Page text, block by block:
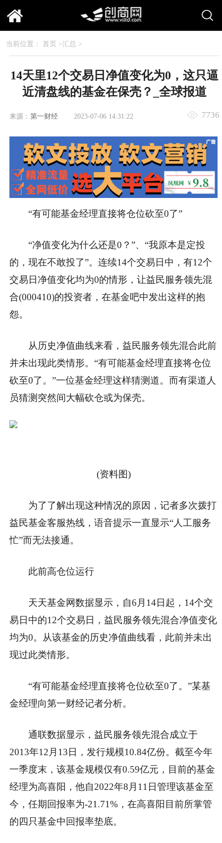
当前位置： 首页 >汇总 >
14天里12个交易日净值变化为0，这只逼
近清盘线的基金在保壳？_全球报道
来源： 第一财经 2023-07-06 14:31:22 7736
“有可能基金经理直接将仓位砍至0了”
“净值变化为什么还是0？”、“我原本是定投
的，现在不敢投了”。连续14个交易日中，有12个
交易日净值变化均为0的情形，让益民服务领先混
合(000410)的投资者，在基金吧中发出这样的抱
怨。
从历史净值曲线来看，益民服务领先混合此前
并未出现此类情形。“有可能基金经理直接将仓位
砍至0了。”一位基金经理这样猜测道。而有渠道人
员猜测突然间大幅砍仓或为保壳。
(资料图)
为了了解出现这种情况的原因，记者多次拨打
益民基金客服热线，语音提示一直显示“人工服务
忙”而无法接通。
此前高仓位运行
天天基金网数据显示，自6月14日起，14个交
易日中的12个交易日，益民服务领先混合净值变化
均为0。从该基金的历史净值曲线看，此前并未出
现过此类情形。
“有可能基金经理直接将仓位砍至0了。”某基
金经理向第一财经记者分析。
通联数据显示，益民服务领先混合成立于
2013年12月13日，发行规模10.84亿份。截至今年
一季度末，该基金规模仅有0.59亿元，目前的基金
经理为高喜阳，他自2022年8月11日管理该基金至
今，任期回报率为-21.71%，在高喜阳目前所掌管
的四只基金中回报率垫底。